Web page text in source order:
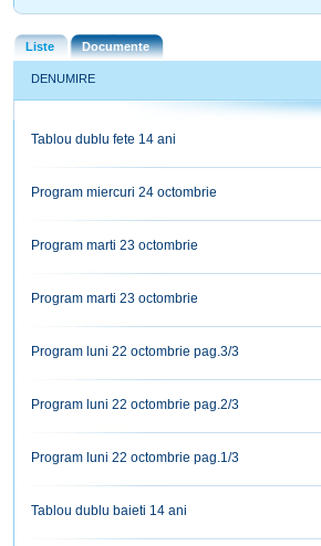
Liste Documente
DENUMIRE
Tablou dublu fete 14 ani
Program miercuri 24 octombrie
Program marti 23 octombrie
Program marti 23 octombrie
Program luni 22 octombrie pag.3/3
Program luni 22 octombrie pag.2/3
Program luni 22 octombrie pag.1/3
Tablou dublu baieti 14 ani